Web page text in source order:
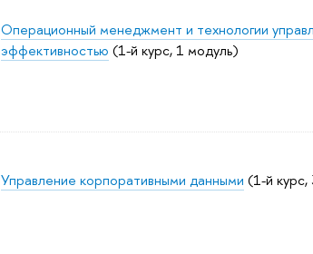
Операционный менеджмент и технологии
эффективностью (1-й курс, 1 модуль)
Управление корпоративными данными (1-й